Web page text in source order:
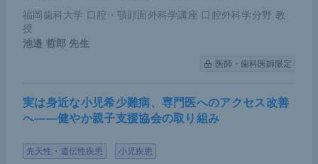
福岡歯科大学 口腔・顎顔面外科学講座 口腔外科学分野 教
授
池邉 哲郎 先生
医師・歯科医師限定
実は身近な小児希少難病、専門医へのアクセス改善
へ――健やか親子支援協会の取り組み
先天性・遺伝性疾患 小児疾患